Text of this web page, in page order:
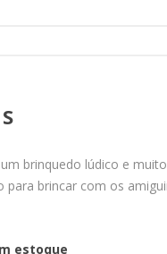
brinquedo lúdico e
para brincar com os
estoque